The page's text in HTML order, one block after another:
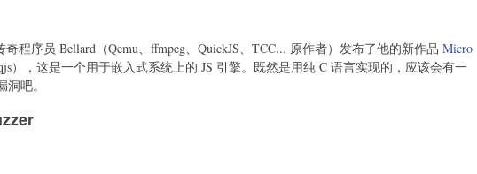
奇程序员 Bellard（Qemu、ffmpeg、QuickJS、TCC... 原作者）发布了他的新作品 Micro
），这是一个用于嵌入式系统上的 JS 引擎。既然是用纯 C 语言实现的，应该会有一
吧。